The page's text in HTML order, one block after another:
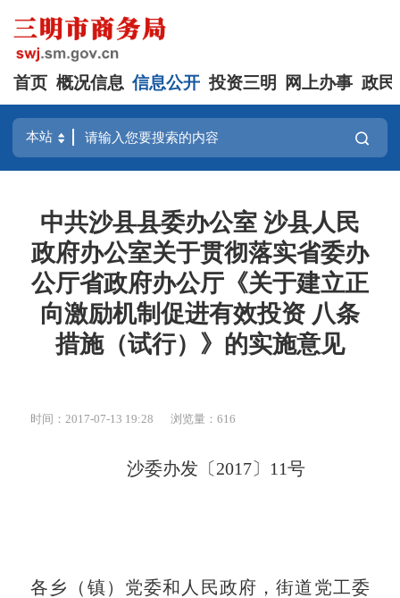
首页 概况信息 信息公开 投资三明 网上办事 政民
中共沙县县委办公室 沙县人民
政府办公室关于贯彻落实省委办
公厅省政府办公厅《关于建立正
向激励机制促进有效投资 八条
措施（试行）》的实施意见
时间：2017-07-13 19:28 浏览量：616
沙委办发〔 2017〕 11号
各乡（镇）党委和人民政府，街道党工委